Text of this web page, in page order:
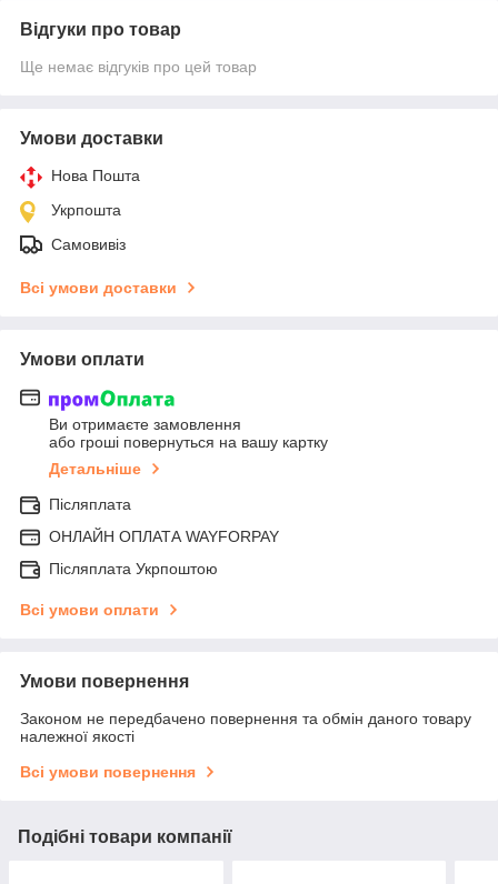
Відгуки про товар
Ще немає відгуків про цей товар
Умови доставки
Нова Пошта
Укрпошта
Самовивіз
Всі умови доставки
Умови оплати
Ви отримаєте замовлення
або гроші повернуться на вашу картку
Детальніше
Післяплата
ОНЛАЙН ОПЛАТА WAYFORPAY
Післяплата Укрпоштою
Всі умови оплати
Умови повернення
Законом не передбачено повернення та обмін даного товару
належної якості
Всі умови повернення
Подібні товари компанії